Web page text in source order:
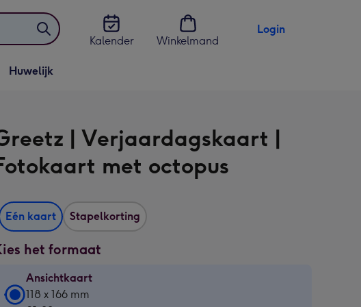
Kalender
Winkelmand
Login
Vervolgkeuzelijst
Huwelijk openen
Huwelijk
| Verjaardagskaart |
met octopus
Eén kaart Stapelkorting
het formaat
Ansichtkaart
Ansichtkaart
118 x 166 mm